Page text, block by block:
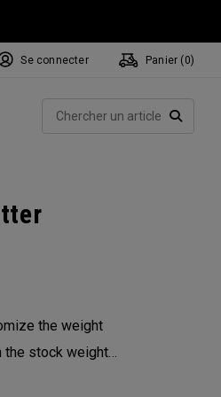
Mavrik Complete Sets
- Balles de Golf
Golf Balls
- Accessoires
Se connecter Panier ( 0)
the weight
the stock weight.